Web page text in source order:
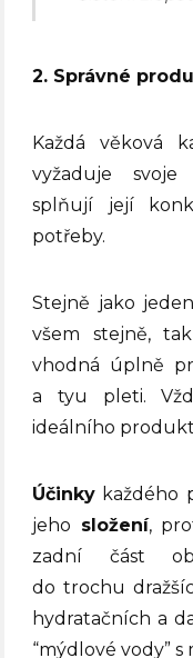
2. Správné
Každá věková
vyžaduje svoje
splňují její
potřeby.
Stejně jako
všem stejně,
vhodná úplně
a tyu pleti.
ideálního
Účinky každého
jeho složení,
zadní část
do trochu
hydratačních a
“mýdlové vody”